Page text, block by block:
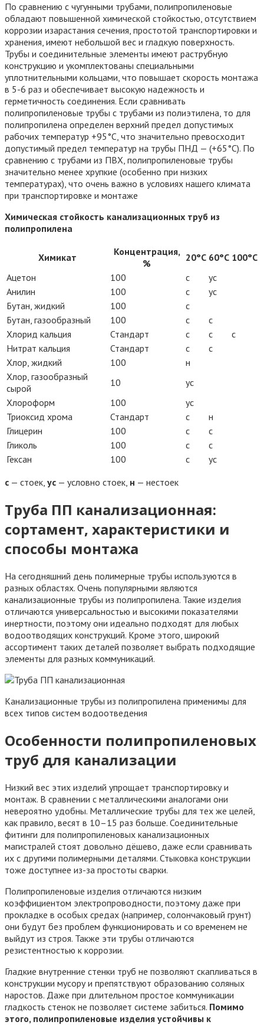
По сравнению с чугунными трубами, полипропиленовые
обладают повышенной химической стойкостью, отсутствием
коррозии изарастания сечения, простотой транспортировки и
хранения, имеют небольшой вес и гладкую поверхность.
Трубы и соединительные элементы имеют раструбную
конструкцию и укомплектованы специальными
уплотнительными кольцами, что повышает скорость монтажа
в 5-6 раз и обеспечивает высокую надежность и
герметичность соединения. Если сравнивать
полипропиленовые трубы с трубами из полиэтилена, то для
полипропилена определен верхний предел допустимых
рабочих температур +95°С, что значительно превосходит
допустимый предел температур на трубы ПНД — (+65°С). По
сравнению с трубами из ПВХ, полипропиленовые трубы
значительно менее хрупкие (особенно при низких
температурах), что очень важно в условиях нашего климата
при транспортировке и монтаже
Химическая стойкость канализационных труб из
полипропилена
Химикат
Концентрация,
%
20°С 60°С 100°С
Ацетон
100 с
ус
Анилин
100 с
ус
Бутан, жидкий
100
с
Бутан, газообразный
100 с
с
Хлорид кальция
Стандарт с с
с
Нитрат кальция
Стандарт с
с
Хлор, жидкий
100
н
Хлор, газообразный
сырой
10
ус
Хлороформ
100
ус
Триоксид хрома
Стандарт с
н
Глицерин
100 с
с
Гликоль
100 с
с
Гексан
100 с
ус
с — стоек, ус — условно стоек, н — нестоек
Труба ПП канализационная:
сортамент, характеристики и
способы монтажа
На сегодняшний день полимерные трубы используются в
разных областях. Очень популярными являются
канализационные трубы из полипропилена. Такие изделия
отличаются универсальностью и высокими показателями
инертности, поэтому они идеально подходят для любых
водоотводящих конструкций. Кроме этого, широкий
ассортимент таких деталей позволяет выбрать подходящие
элементы для разных коммуникаций.
Канализационные трубы из полипропилена применимы для
всех типов систем водоотведения
Особенности полипропиленовых
труб для канализации
Низкий вес этих изделий упрощает транспортировку и
монтаж. В сравнении с металлическими аналогами они
невероятно удобны. Металлические трубы для тех же целей,
как правило, весят в 10–15 раз больше. Соединительные
фитинги для полипропиленовых канализационных
магистралей стоят довольно дёшево, даже если сравнивать
их с другими полимерными деталями. Стыковка конструкции
тоже доступнее из-за простоты сварки.
Полипропиленовые изделия отличаются низким
коэффициентом электропроводности, поэтому даже при
прокладке в особых средах (например, солончаковый грунт)
они будут без проблем функционировать и со временем не
выйдут из строя. Также эти трубы отличаются
резистентностью к коррозии.
Гладкие внутренние стенки труб не позволяют скапливаться в
конструкции мусору и препятствуют образованию соляных
наростов. Даже при длительном простое коммуникации
гладкость стенок не позволяет системе забиться. Помимо
этого, полипропиленовые изделия устойчивы к